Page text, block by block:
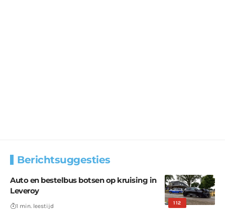
Berichtsuggesties
112
Auto en bestelbus botsen op kruising in
Leveroy
1 min. leestijd